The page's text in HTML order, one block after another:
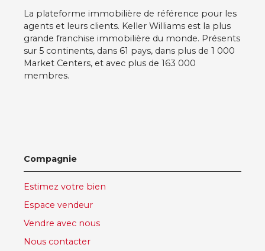
La plateforme immobilière de référence pour les
agents et leurs clients. Keller Williams est la plus
grande franchise immobilière du monde. Présents
sur 5 continents, dans 61 pays, dans plus de 1 000
Market Centers, et avec plus de 163 000
membres.
Compagnie
Estimez votre bien
Espace vendeur
Vendre avec nous
Nous contacter